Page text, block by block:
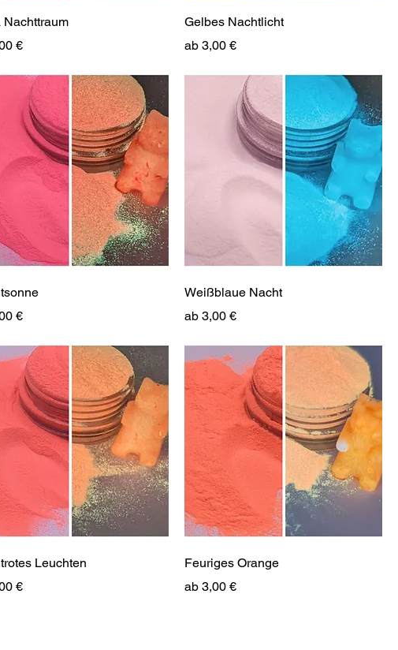
Nachttraum
€
Gelbes Nachtlicht
ab 3,00 €
Sale-Preis
€
Weißblaue Nacht
ab 3,00 €
Sale-Preis
Leuchten
€
Feuriges Orange
ab 3,00 €
Sale-Preis